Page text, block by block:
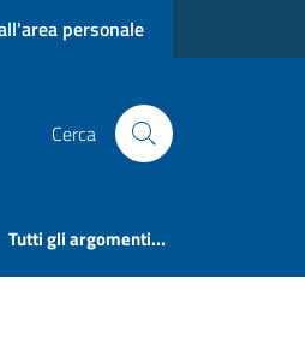
personale
Cerca
Tutti gli argomenti...